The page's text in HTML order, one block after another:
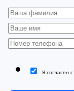
Я согласен с